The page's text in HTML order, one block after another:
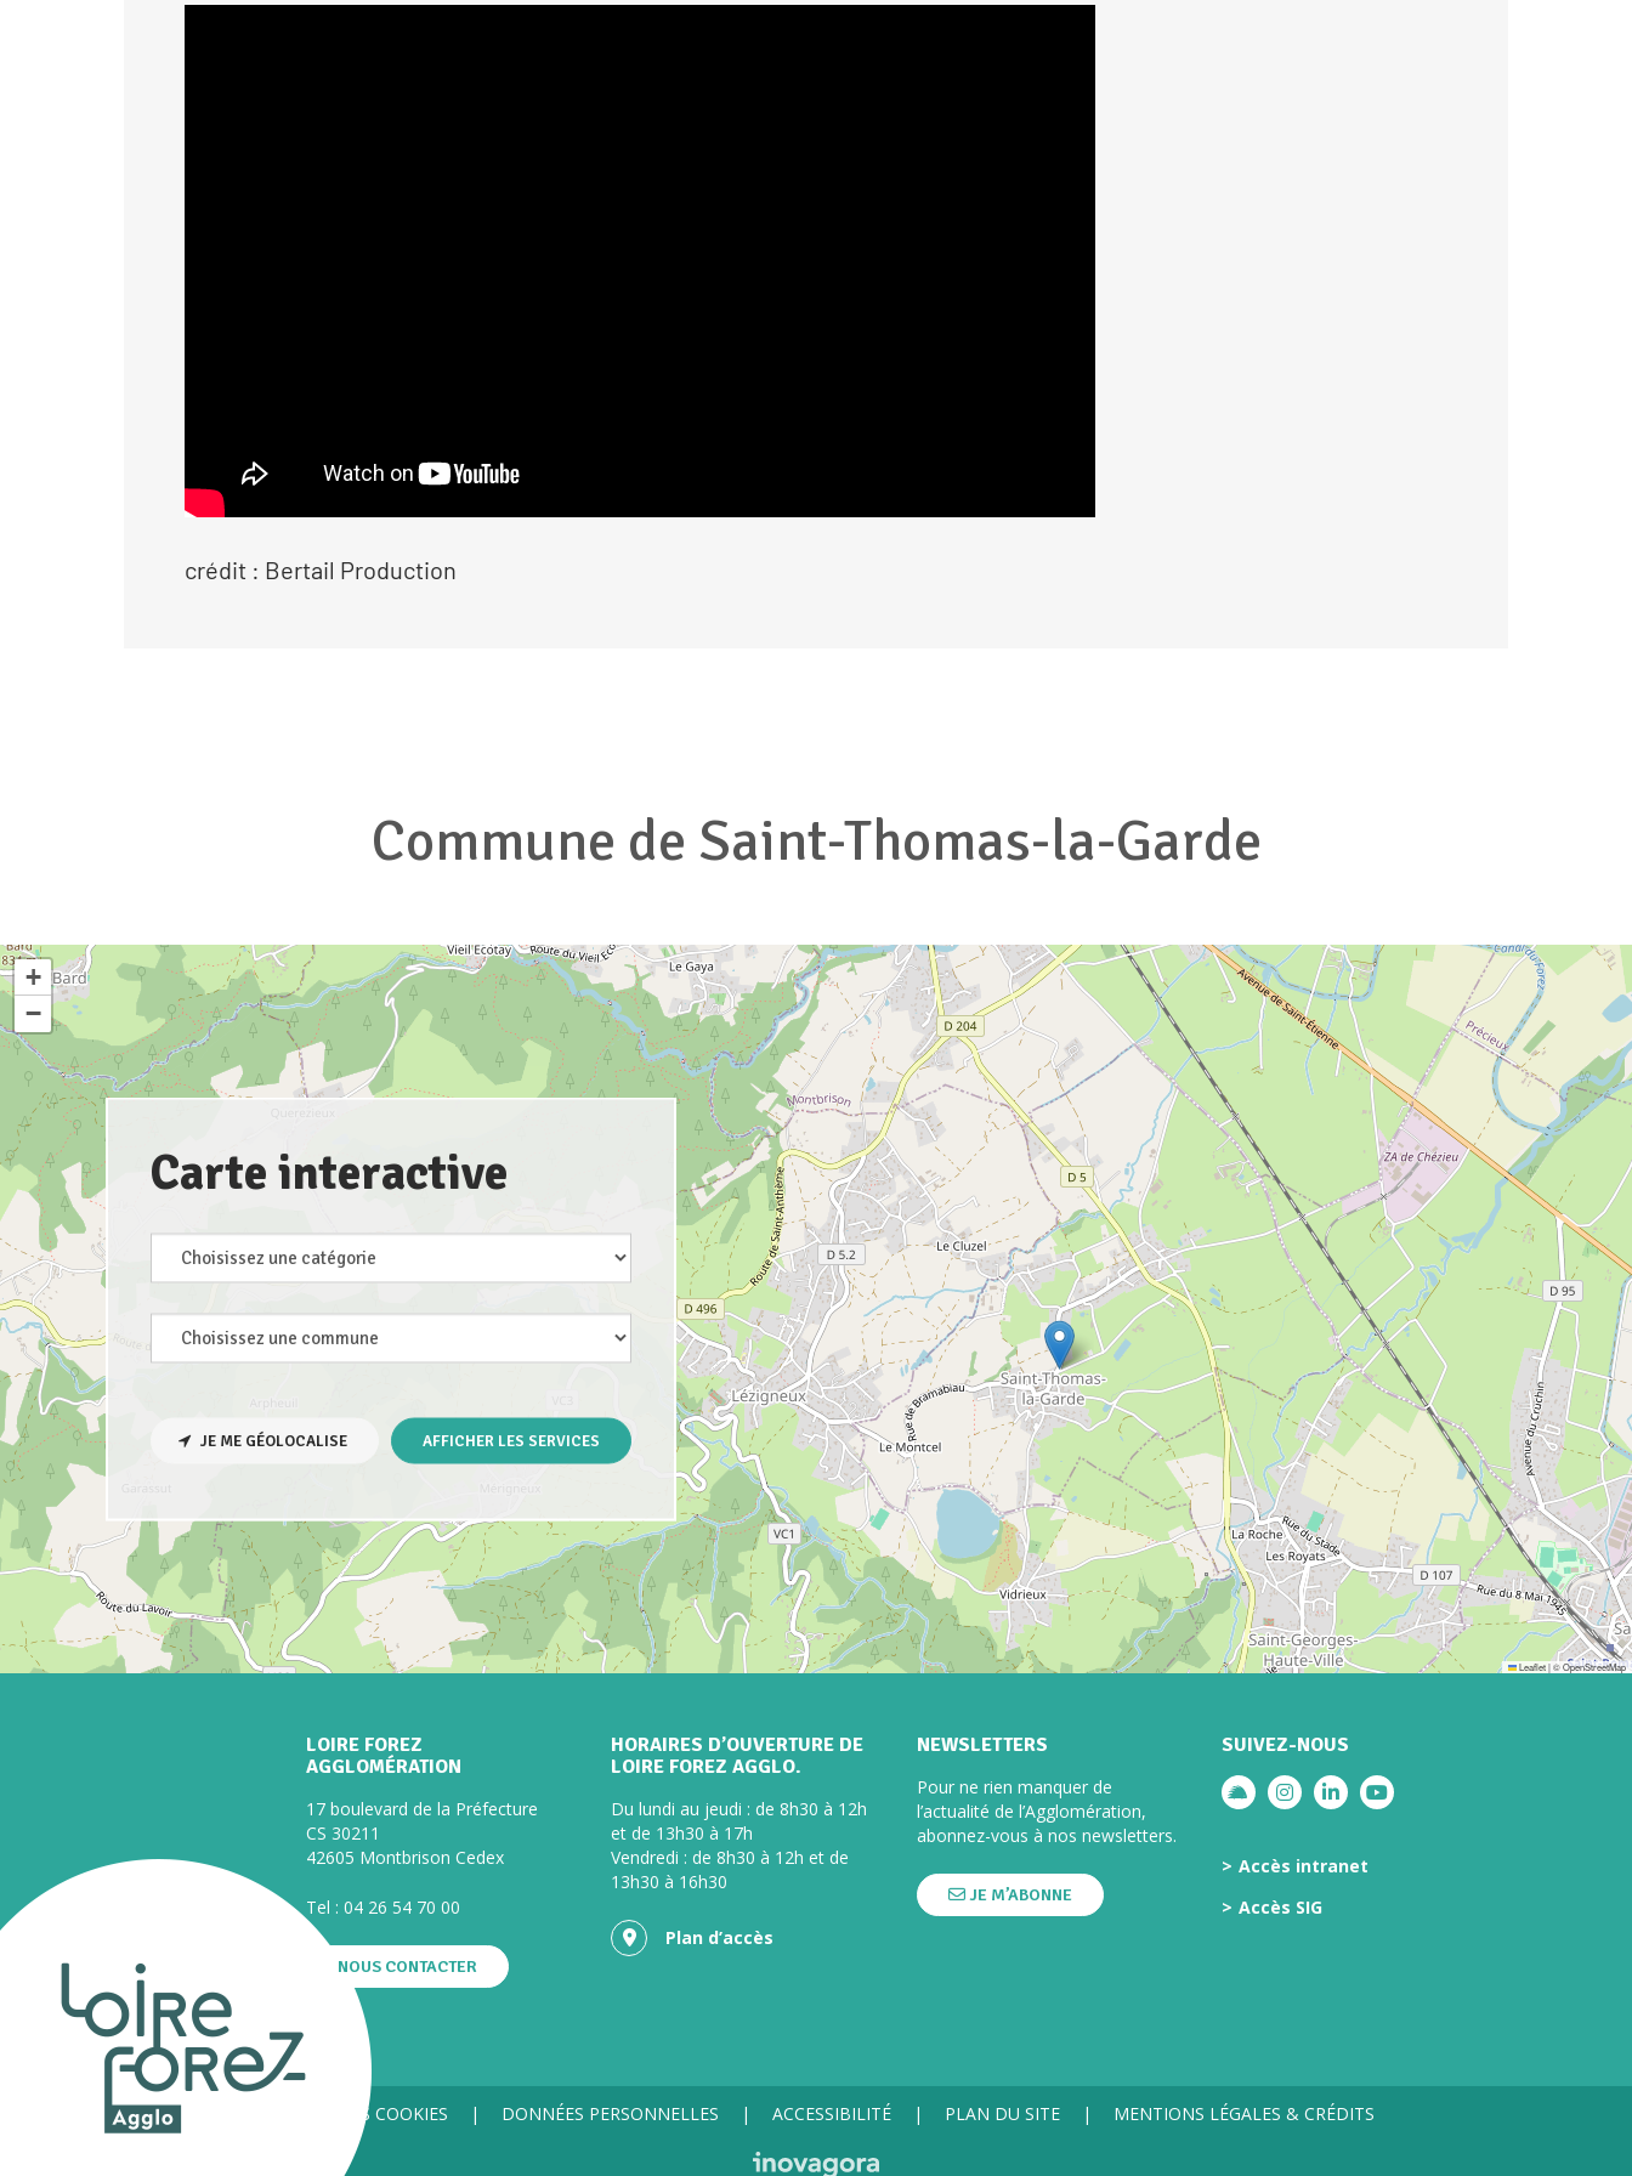
crédit : Bertail Production
Commune de Saint-Thomas-la-Garde
Carte interactive
JE ME GÉOLOCALISE AFFICHER LES SERVICES
+
−
Leaflet|©OpenStreetMap
LOIRE FOREZ
AGGLOMÉRATION
17 boulevard de la Préfecture
CS 30211
42605 Montbrison Cedex
Tel : 04 26 54 70 00
NOUS CONTACTER
HORAIRES D’OUVERTURE DE
LOIRE FOREZ AGGLO.
Du lundi au jeudi : de 8h30 à 12h
et de 13h30 à 17h
Vendredi : de 8h30 à 12h et de
13h30 à 16h30
Plan d’accès
NEWSLETTERS
Pour ne rien manquer de
l’actualité de l’Agglomération,
abonnez-vous à nos newsletters.
JE M’ABONNE
SUIVEZ-NOUS
Lien vers le compte illiwap
Lien vers le compte Instagram
Lien vers le compte Linkedin
Lien vers la chaîne Youtube
Accès intranet
Accès SIG
GESTION DES COOKIES DONNÉES PERSONNELLES ACCESSIBILITÉ PLAN DU SITE MENTIONS LÉGALES & CRÉDITS